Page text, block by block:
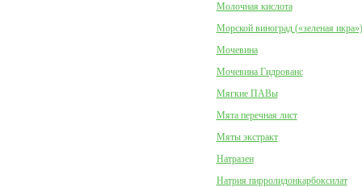
Молочная кислота
Морской виноград («зеленая икра»)
Мочевина
Мочевина Гидрованс
Мягкие ПАВы
Мята перечная лист
Мяты экстракт
Натразен
Натрия пирролидонкарбоксилат